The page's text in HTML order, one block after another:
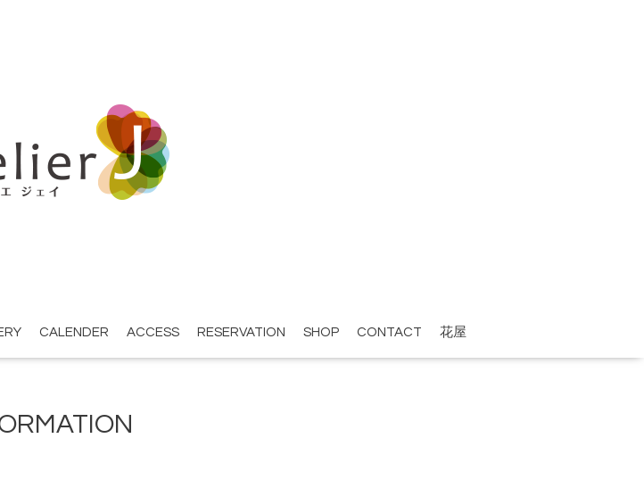
CALENDER ACCESS RESERVATION SHOP CONTACT 花屋